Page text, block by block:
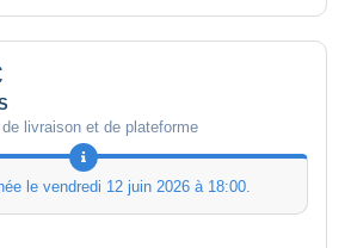
livraison et de plateforme
le vendredi 12 juin 2026 à 18:00.